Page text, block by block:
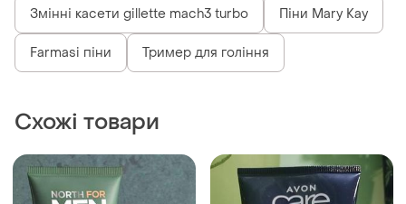
Змінні касети gillette mach3 turbo Піни Mary Kay
Farmasi піни Тример для гоління
Схожі товари